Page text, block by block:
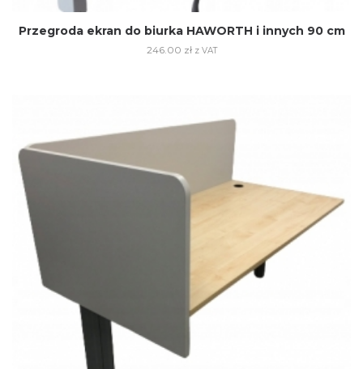
Przegroda ekran do biurka HAWORTH i innych 90 cm
246.00 zł z VAT